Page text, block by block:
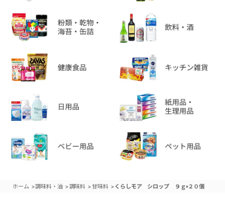
ホーム >調味料・油 >調味料 >甘味料 > くらしモア シロップ ９ｇ×２０個